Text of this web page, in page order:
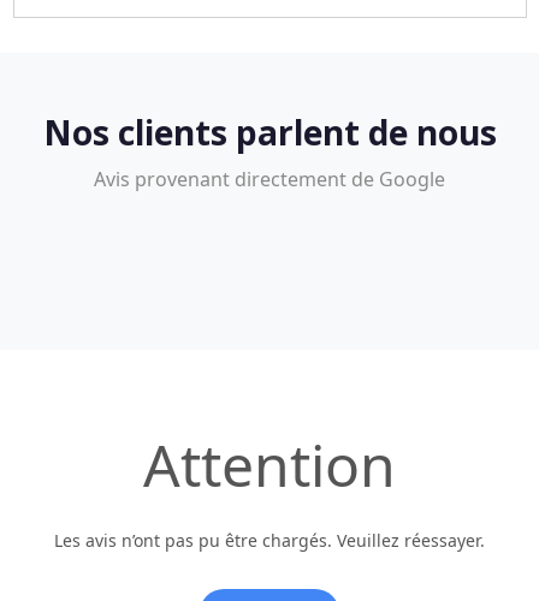
Nos clients parlent de nous
Avis provenant directement de Google
Attention
Les avis n’ont pas pu être chargés. Veuillez réessayer.